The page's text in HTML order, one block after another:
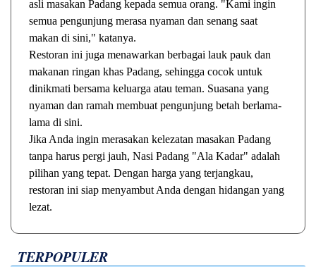
asli masakan Padang kepada semua orang. "Kami ingin
semua pengunjung merasa nyaman dan senang saat
makan di sini," katanya.
Restoran ini juga menawarkan berbagai lauk pauk dan
makanan ringan khas Padang, sehingga cocok untuk
dinikmati bersama keluarga atau teman. Suasana yang
nyaman dan ramah membuat pengunjung betah berlama-
lama di sini.
Jika Anda ingin merasakan kelezatan masakan Padang
tanpa harus pergi jauh, Nasi Padang "Ala Kadar" adalah
pilihan yang tepat. Dengan harga yang terjangkau,
restoran ini siap menyambut Anda dengan hidangan yang
lezat.
TERPOPULER